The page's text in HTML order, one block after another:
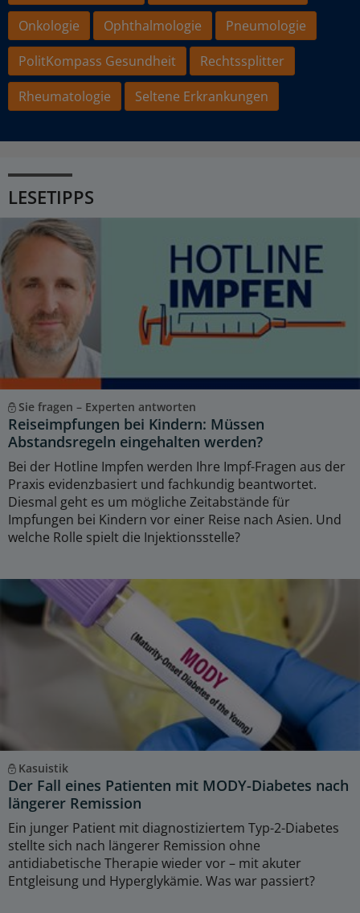
Onkologie
Ophthalmologie
Pneumologie
PolitKompass Gesundheit
Rechtssplitter
Rheumatologie
Seltene Erkrankungen
LESETIPPS
Sie fragen – Experten antworten
Reiseimpfungen bei Kindern: Müssen
Abstandsregeln eingehalten werden?
Bei der Hotline Impfen werden Ihre Impf-Fragen aus der
Praxis evidenzbasiert und fachkundig beantwortet.
Diesmal geht es um mögliche Zeitabstände für
Impfungen bei Kindern vor einer Reise nach Asien. Und
welche Rolle spielt die Injektionsstelle?
Kasuistik
Der Fall eines Patienten mit MODY-Diabetes nach
längerer Remission
Ein junger Patient mit diagnostiziertem Typ-2-Diabetes
stellte sich nach längerer Remission ohne
antidiabetische Therapie wieder vor – mit akuter
Entgleisung und Hyperglykämie. Was war passiert?